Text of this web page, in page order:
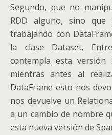
Segundo, que no
RDD alguno, sino
trabajando con
la clase Dataset.
contempla esta
mientras antes al
DataFrame esto nos
nos devuelve un
a un cambio de nombre
esta nueva versión de